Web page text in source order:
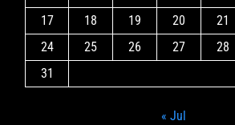
17
18 19 20 21
24
25 26 27 28
31
« Jul